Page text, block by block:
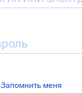
Запомнить меня